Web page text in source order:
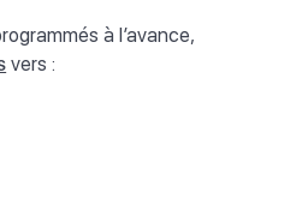
à l’avance,
vers :